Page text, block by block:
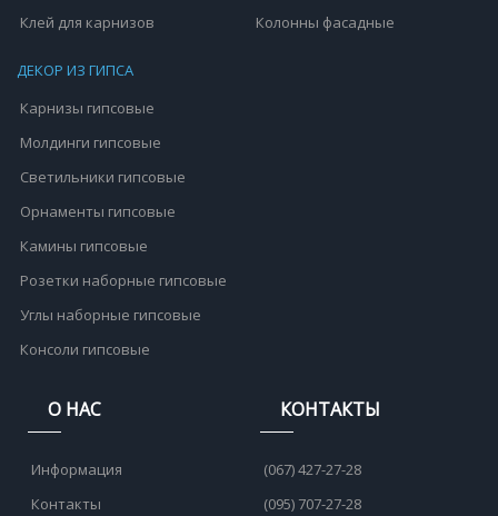
Клей для карнизов
Колонны фасадные
ДЕКОР ИЗ ГИПСА
Карнизы гипсовые
Молдинги гипсовые
Светильники гипсовые
Орнаменты гипсовые
Камины гипсовые
Розетки наборные гипсовые
Углы наборные гипсовые
Консоли гипсовые
О НАС
Информация
Контакты
КОНТАКТЫ
(067) 427-27-28
(095) 707-27-28